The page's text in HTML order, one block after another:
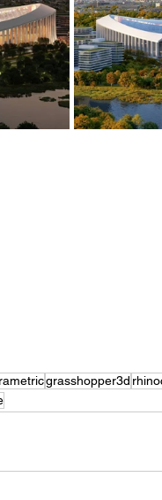
grasshopper3d